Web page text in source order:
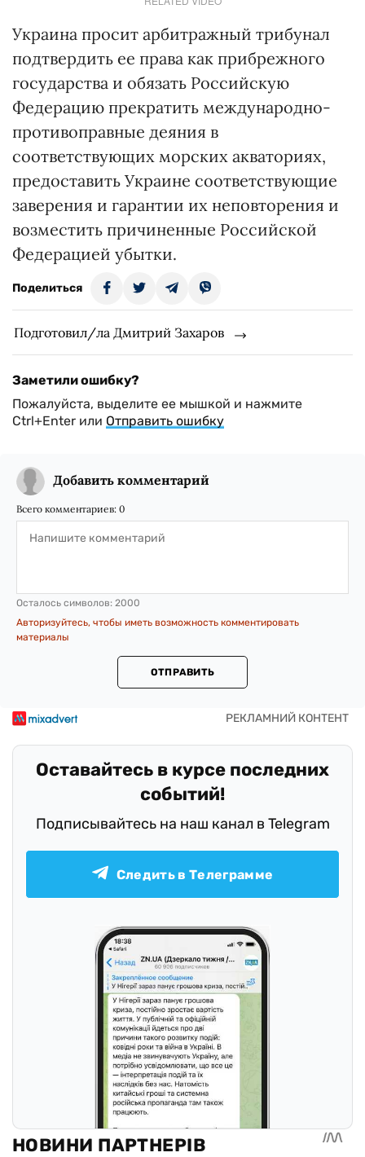
Украина просит арбитражный трибунал
подтвердить ее права как прибрежного
государства и обязать Российскую
Федерацию прекратить международно-
противоправные деяния в
соответствующих морских акваториях,
предоставить Украине соответствующие
заверения и гарантии их неповторения и
возместить причиненные Российской
Федерацией убытки.
Поделиться
Подготовил/ла Дмитрий Захаров
Заметили ошибку?
Пожалуйста, выделите ее мышкой и нажмите
Ctrl+Enter или Отправить ошибку
Добавить комментарий
Всего комментариев: 0
Осталось символов: 2000
Авторизуйтесь, чтобы иметь возможность комментировать
материалы
ОТПРАВИТЬ
Оставайтесь в курсе последних
событий!
Подписывайтесь на наш канал в Telegram
Следить в Телеграмме